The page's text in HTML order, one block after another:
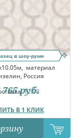
в шоу-руме
материал
Россия
12.08
В 1 КЛИК
765 руб.